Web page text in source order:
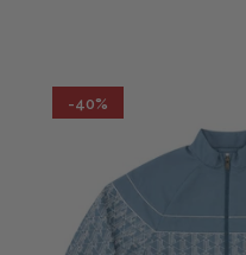
-40%